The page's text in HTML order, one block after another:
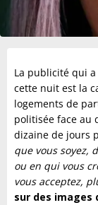
La publicité qui
cette nuit est la
logements de
politisée face au
dizaine de jours
que vous soyez,
ou en qui vous
vous acceptez,
sur des images